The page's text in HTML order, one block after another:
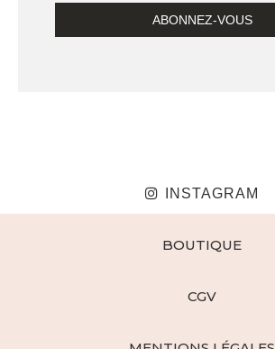
INSTAGRAM
BOUTIQUE
CGV